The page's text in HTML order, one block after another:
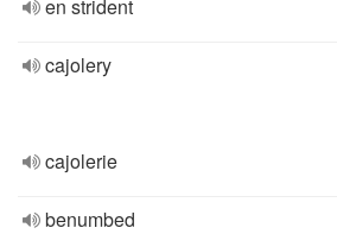
en strident
cajolery
cajolerie
benumbed